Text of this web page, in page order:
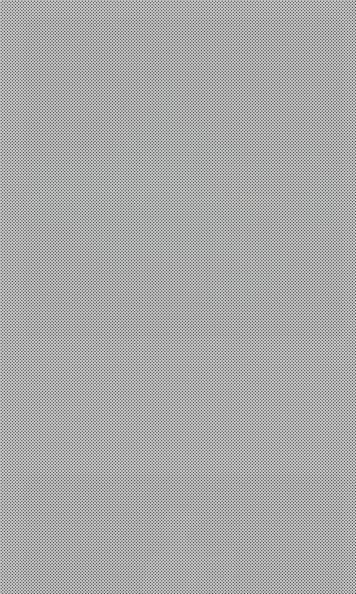
Τεχνολογία,Επιστήμη
Πώς λειτουργεί το Shazam: Fourier, hashes και
matching
Panos A
26 Ιουλίου, 2026